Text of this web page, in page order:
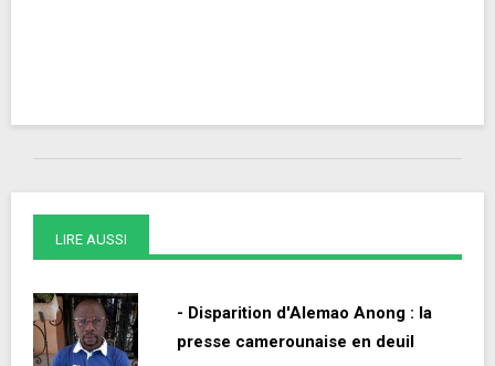
LIRE AUSSI
- Disparition d'Alemao Anong : la
presse camerounaise en deuil